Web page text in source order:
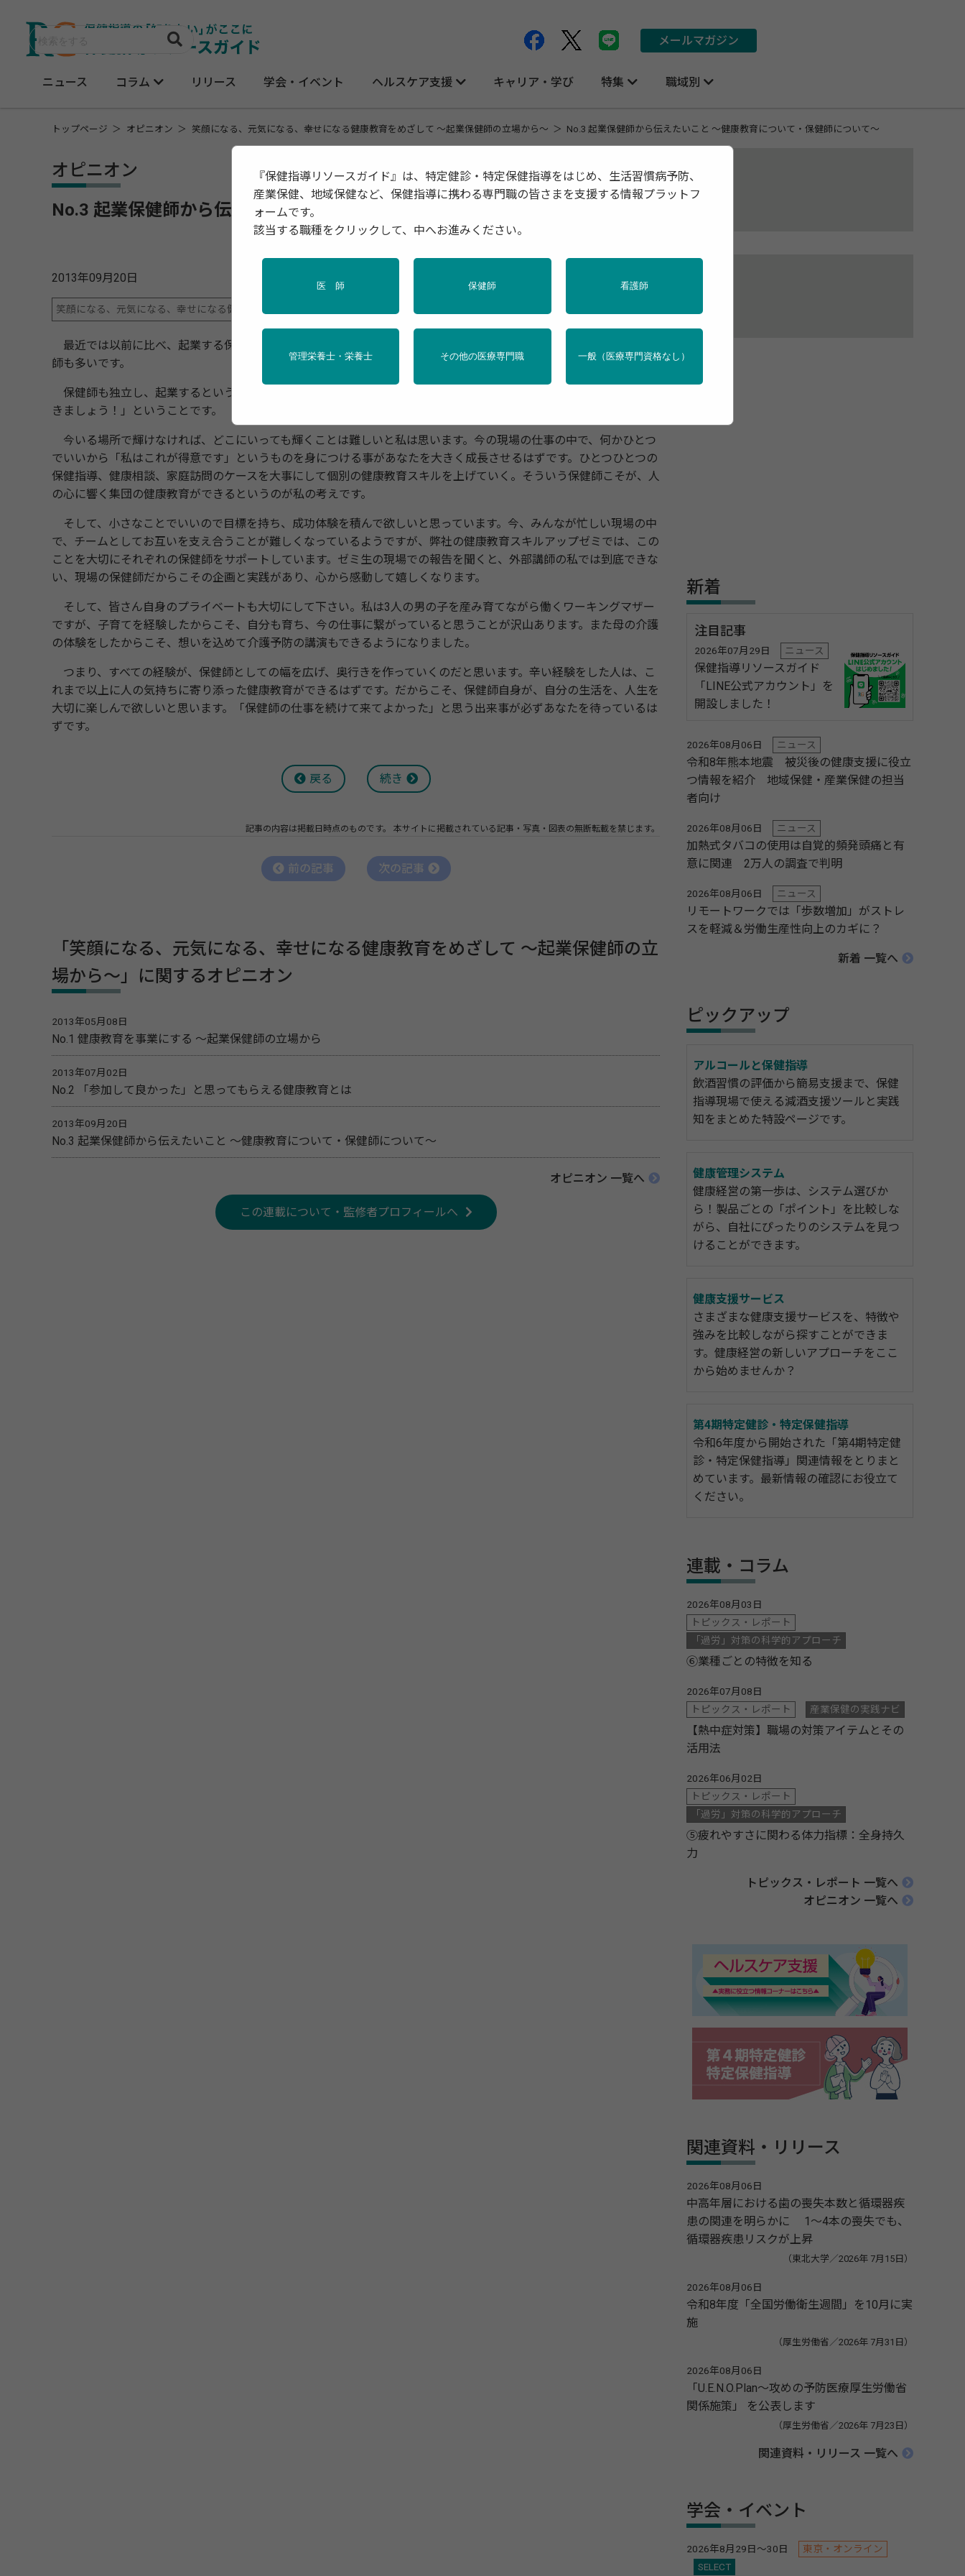
ニュース コラム リリース 学会・イベント ヘルスケア支援 キャリア・学び 特集 職域別
メールマガジン
トップページ オピニオン 笑顔になる、元気になる、幸せになる健康教育をめざして ～起業保健師の立場から～ No.3 起業保健師から伝えたいこと ～健康教育について・保健師について～
オピニオン
No.3 起業保健師から伝えたいこと ～健康教育について・保健師について～
（株）ウェルネスライフサポート研究所 代表取締役
加倉井 さおり
2013年09月20日
笑顔になる、元気になる、幸せになる健康教育をめざして ～起業保健師の立場から～
最近では以前に比べ、起業する保健師も多くなってきているので、起業することに興味を持って尋ねてくる保健
師も多いです。
保健師も独立し、起業するという働き方、生き方もありますが、いつも皆さんにお話することは「今いる現場で輝
きましょう！」ということです。
今いる場所で輝けなければ、どこにいっても輝くことは難しいと私は思います。今の現場の仕事の中で、何かひとつ
でいいから「私はこれが得意です」というものを身につける事があなたを大きく成長させるはずです。ひとつひとつの
保健指導、健康相談、家庭訪問のケースを大事にして個別の健康教育スキルを上げていく。そういう保健師こそが、人
の心に響く集団の健康教育ができるというのが私の考えです。
そして、小さなことでいいので目標を持ち、成功体験を積んで欲しいと思っています。今、みんなが忙しい現場の中
で、チームとしてお互いを支え合うことが難しくなっているようですが、弊社の健康教育スキルアップゼミでは、この
ことを大切にそれぞれの保健師をサポートしています。ゼミ生の現場での報告を聞くと、外部講師の私では到底できな
い、現場の保健師だからこその企画と実践があり、心から感動して嬉しくなります。
そして、皆さん自身のプライベートも大切にして下さい。私は3人の男の子を産み育てながら働くワーキングマザー
ですが、子育てを経験したからこそ、自分も育ち、今の仕事に繋がっていると思うことが沢山あります。また母の介護
の体験をしたからこそ、想いを込めて介護予防の講演もできるようになりました。
つまり、すべての経験が、保健師としての幅を広げ、奥行きを作っていくのだと思います。辛い経験をした人は、こ
れまで以上に人の気持ちに寄り添った健康教育ができるはずです。だからこそ、保健師自身が、自分の生活を、人生を
大切に楽しんで欲しいと思います。「保健師の仕事を続けて来てよかった」と思う出来事が必ずあなたを待っているは
ずです。
戻る 続き
記事の内容は掲載日時点のものです。 本サイトに掲載されている記事・写真・図表の無断転載を禁じます。
前の記事 次の記事
「笑顔になる、元気になる、幸せになる健康教育をめざして ～起業保健師の立
場から～」に関するオピニオン
2013年05月08日
No.1 健康教育を事業にする ～起業保健師の立場から
2013年07月02日
No.2 「参加して良かった」と思ってもらえる健康教育とは
2013年09月20日
No.3 起業保健師から伝えたいこと ～健康教育について・保健師について～
オピニオン 一覧へ
この連載について・監修者プロフィールへ
新着
注目記事
2026年07月29日 ニュース
保健指導リソースガイド
「LINE公式アカウント」を
開設しました！
2026年08月06日 ニュース
令和8年熊本地震 被災後の健康支援に役立
つ情報を紹介 地域保健・産業保健の担当
者向け
2026年08月06日 ニュース
加熱式タバコの使用は自覚的頻発頭痛と有
意に関連 2万人の調査で判明
2026年08月06日 ニュース
リモートワークでは「歩数増加」がストレ
スを軽減＆労働生産性向上のカギに？
新着 一覧へ
ピックアップ
アルコールと保健指導
飲酒習慣の評価から簡易支援まで、保健
指導現場で使える減酒支援ツールと実践
知をまとめた特設ページです。
健康管理システム
健康経営の第一歩は、システム選びか
ら！製品ごとの「ポイント」を比較しな
がら、自社にぴったりのシステムを見つ
けることができます。
健康支援サービス
さまざまな健康支援サービスを、特徴や
強みを比較しながら探すことができま
す。健康経営の新しいアプローチをここ
から始めませんか？
第4期特定健診・特定保健指導
令和6年度から開始された「第4期特定健
診・特定保健指導」関連情報をとりまと
めています。最新情報の確認にお役立て
ください。
連載・コラム
2026年08月03日
トピックス・レポート
「過労」対策の科学的アプローチ
⑥業種ごとの特徴を知る
2026年07月08日
トピックス・レポート
産業保健の実践ナビ
【熱中症対策】職場の対策アイテムとその
活用法
2026年06月02日
トピックス・レポート
「過労」対策の科学的アプローチ
⑤疲れやすさに関わる体力指標：全身持久
力
トピックス・レポート 一覧へ
オピニオン 一覧へ
関連資料・リリース
2026年08月06日
中高年層における歯の喪失本数と循環器疾
患の関連を明らかに 1～4本の喪失でも、
循環器疾患リスクが上昇
（東北大学／2026年 7月15日）
2026年08月06日
令和8年度「全国労働衛生週間」を10月に実
施
（厚生労働省／2026年 7月31日）
2026年08月06日
「U.E.N.O.Plan～攻めの予防医療厚生労働省
関係施策」 を公表します
（厚生労働省／2026年 7月23日）
関連資料・リリース 一覧へ
学会・イベント
2026年8月29日～30日
東京・オンライン
SELECT
『保健指導リソースガイド』は、特定健診・特定保健指導をはじめ、生活習慣病予防、
産業保健、地域保健など、保健指導に携わる専門職の皆さまを支援する情報プラットフ
ォームです。
該当する職種をクリックして、中へお進みください。
医 師 保健師 看護師
管理栄養士・栄養士 その他の医療専門職 一般（医療専門資格なし）